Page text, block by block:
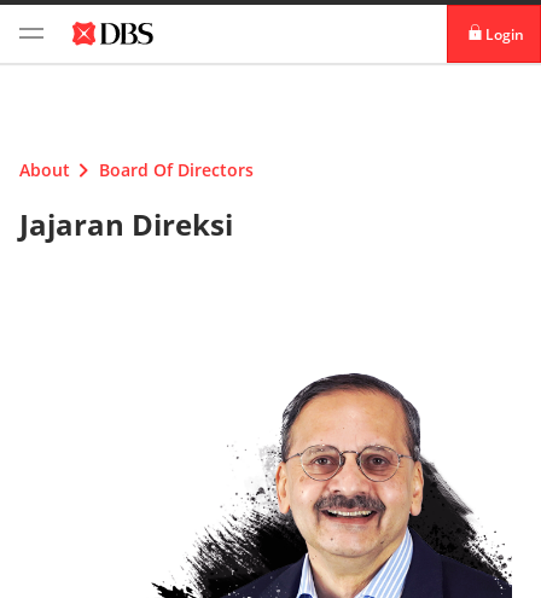
Login
About Board Of Directors
Jajaran Direksi